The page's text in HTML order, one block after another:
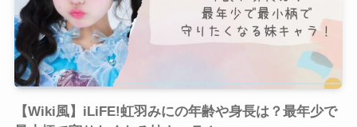
【Wiki風】iLiFE!虹羽みにの年齢や身長は？最年少で